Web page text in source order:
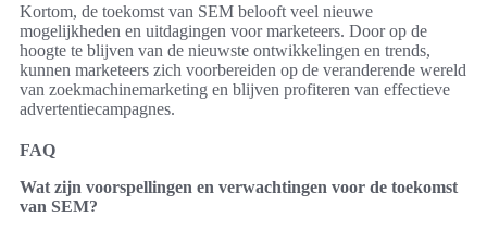
Kortom, de toekomst van SEM belooft veel nieuwe
mogelijkheden en uitdagingen voor marketeers. Door op de
hoogte te blijven van de nieuwste ontwikkelingen en trends,
kunnen marketeers zich voorbereiden op de veranderende wereld
van zoekmachinemarketing en blijven profiteren van effectieve
advertentiecampagnes.
FAQ
Wat zijn voorspellingen en verwachtingen voor de toekomst
van SEM?